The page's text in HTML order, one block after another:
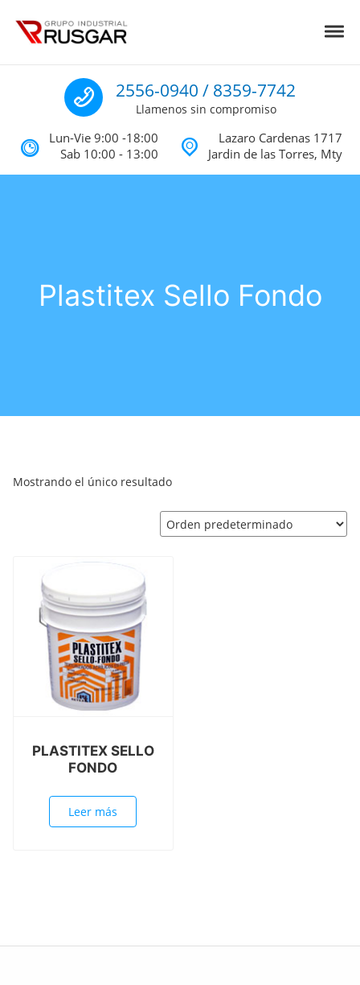
Impermeabilizantes y Aislantes
Llamenos
2556-0940 / 8359-7742
Llamenos sin compromiso
Lun-Vie 9:00 -18:00
Sab 10:00 - 13:00
Lazaro Cardenas 1717
Jardin de las Torres, Mty
Plastitex Sello Fondo
Mostrando el único resultado
PLASTITEX SELLO
FONDO
Leer más